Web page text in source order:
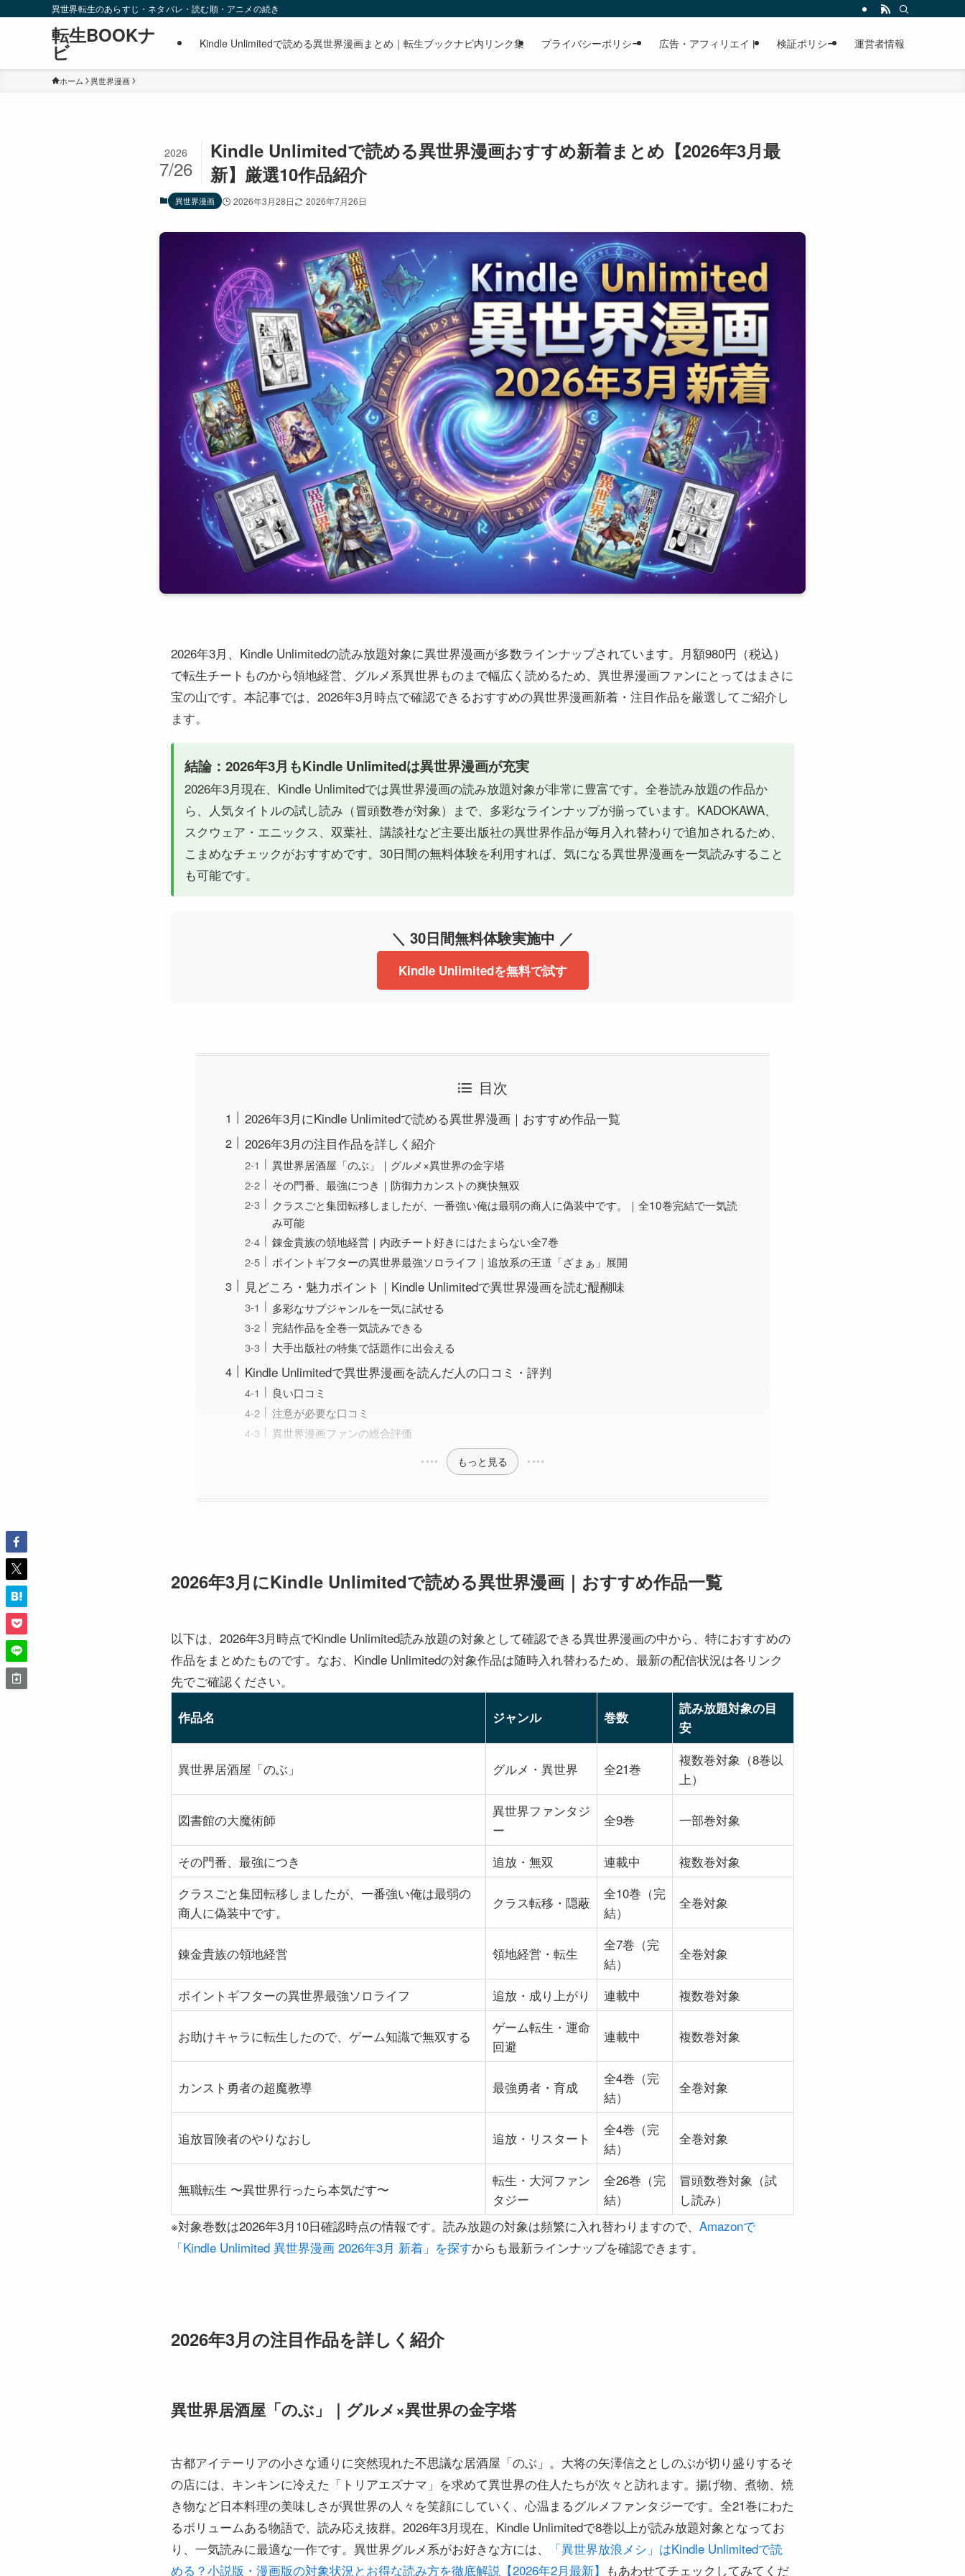
異世界転生のあらすじ・ネタバレ・読む順・アニメの続き
転生BOOKナ
ビ Kindle Unlimitedで読める異世界漫画まとめ｜転生ブックナビ内リンク集 プライバシーポリシー 広告・アフィリエイト 検証ポリシー 運営者情報
ホーム 異世界漫画
Kindle Unlimitedで読める異世界漫画おすすめ新着まとめ【2026年3月最
新】厳選10作品紹介
2026
7/26
異世界漫画 2026年3月28日 2026年7月26日
2026年3月、Kindle Unlimitedの読み放題対象に異世界漫画が多数ラインナップされています。月額980円（税込）
で転生チートものから領地経営、グルメ系異世界ものまで幅広く読めるため、異世界漫画ファンにとってはまさに
宝の山です。本記事では、2026年3月時点で確認できるおすすめの異世界漫画新着・注目作品を厳選してご紹介し
ます。
結論：2026年3月もKindle Unlimitedは異世界漫画が充実
2026年3月現在、Kindle Unlimitedでは異世界漫画の読み放題対象が非常に豊富です。全巻読み放題の作品か
ら、人気タイトルの試し読み（冒頭数巻が対象）まで、多彩なラインナップが揃っています。KADOKAWA、
スクウェア・エニックス、双葉社、講談社など主要出版社の異世界作品が毎月入れ替わりで追加されるため、
こまめなチェックがおすすめです。30日間の無料体験を利用すれば、気になる異世界漫画を一気読みすること
も可能です。
＼ 30日間無料体験実施中 ／
Kindle Unlimitedを無料で試す
目次
2026年3月にKindle Unlimitedで読める異世界漫画｜おすすめ作品一覧
2026年3月の注目作品を詳しく紹介
異世界居酒屋「のぶ」｜グルメ×異世界の金字塔
その門番、最強につき｜防御力カンストの爽快無双
クラスごと集団転移しましたが、一番強い俺は最弱の商人に偽装中です。｜全10巻完結で一気読
み可能
錬金貴族の領地経営｜内政チート好きにはたまらない全7巻
ポイントギフターの異世界最強ソロライフ｜追放系の王道「ざまぁ」展開
見どころ・魅力ポイント｜Kindle Unlimitedで異世界漫画を読む醍醐味
多彩なサブジャンルを一気に試せる
完結作品を全巻一気読みできる
大手出版社の特集で話題作に出会える
Kindle Unlimitedで異世界漫画を読んだ人の口コミ・評判
良い口コミ
注意が必要な口コミ
異世界漫画ファンの総合評価
もっと見る
2026年3月にKindle Unlimitedで読める異世界漫画｜おすすめ作品一覧
以下は、2026年3月時点でKindle Unlimited読み放題の対象として確認できる異世界漫画の中から、特におすすめの
作品をまとめたものです。なお、Kindle Unlimitedの対象作品は随時入れ替わるため、最新の配信状況は各リンク
先でご確認ください。
作品名 ジャンル 巻数
読み放題対象の目
安
異世界居酒屋「のぶ」 グルメ・異世界 全21巻
複数巻対象（8巻以
上）
図書館の大魔術師
異世界ファンタジ
ー
全9巻 一部巻対象
その門番、最強につき 追放・無双 連載中
複数巻対象
クラスごと集団転移しましたが、一番強い俺は最弱の
商人に偽装中です。
クラス転移・隠蔽
全10巻（完
結）
全巻対象
錬金貴族の領地経営 領地経営・転生
全7巻（完
結）
全巻対象
ポイントギフターの異世界最強ソロライフ 追放・成り上がり 連載中 複数巻対象
お助けキャラに転生したので、ゲーム知識で無双する
ゲーム転生・運命
回避
連載中 複数巻対象
カンスト勇者の超魔教導 最強勇者・育成
全4巻（完
結）
全巻対象
追放冒険者のやりなおし 追放・リスタート
全4巻（完
結）
全巻対象
無職転生 〜異世界行ったら本気だす〜
転生・大河ファン
タジー
全26巻（完
結）
冒頭数巻対象（試
し読み）
※対象巻数は2026年3月10日確認時点の情報です。読み放題の対象は頻繁に入れ替わりますので、 Amazonで
「Kindle Unlimited 異世界漫画 2026年3月 新着」を探すからも最新ラインナップを確認できます。
2026年3月の注目作品を詳しく紹介
異世界居酒屋「のぶ」｜グルメ×異世界の金字塔
古都アイテーリアの小さな通りに突然現れた不思議な居酒屋「のぶ」。大将の矢澤信之としのぶが切り盛りするそ
の店には、キンキンに冷えた「トリアエズナマ」を求めて異世界の住人たちが次々と訪れます。揚げ物、煮物、焼
き物など日本料理の美味しさが異世界の人々を笑顔にしていく、心温まるグルメファンタジーです。全21巻にわた
るボリュームある物語で、読み応え抜群。2026年3月現在、Kindle Unlimitedで8巻以上が読み放題対象となってお
り、一気読みに最適な一作です。異世界グルメ系がお好きな方には、
「異世界放浪メシ」はKindle Unlimitedで読
める？小説版・漫画版の対象状況とお得な読み方を徹底解説【2026年2月最新】 もあわせてチェックしてみてくだ